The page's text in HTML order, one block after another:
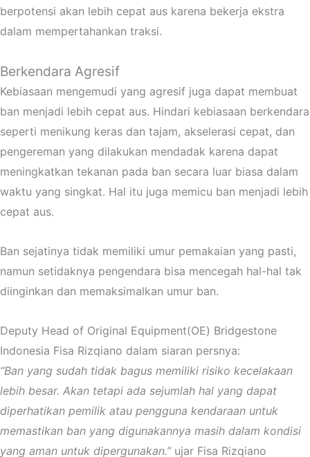
berpotensi akan lebih cepat aus karena bekerja ekstra
dalam mempertahankan traksi.
Berkendara Agresif
Kebiasaan mengemudi yang agresif juga dapat membuat
ban menjadi lebih cepat aus. Hindari kebiasaan berkendara
seperti menikung keras dan tajam, akselerasi cepat, dan
pengereman yang dilakukan mendadak karena dapat
meningkatkan tekanan pada ban secara luar biasa dalam
waktu yang singkat. Hal itu juga memicu ban menjadi lebih
cepat aus.
Ban sejatinya tidak memiliki umur pemakaian yang pasti,
namun setidaknya pengendara bisa mencegah hal-hal tak
diinginkan dan memaksimalkan umur ban.
Deputy Head of Original Equipment(OE) Bridgestone
Indonesia Fisa Rizqiano dalam siaran persnya:
“Ban yang sudah tidak bagus memiliki risiko kecelakaan
lebih besar. Akan tetapi ada sejumlah hal yang dapat
diperhatikan pemilik atau pengguna kendaraan untuk
memastikan ban yang digunakannya masih dalam kondisi
yang aman untuk dipergunakan.”ujar Fisa Rizqiano